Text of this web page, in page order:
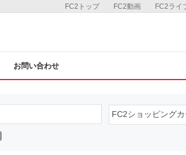
FC2ライ
FC2動画
FC2トップ
お問い合わせ